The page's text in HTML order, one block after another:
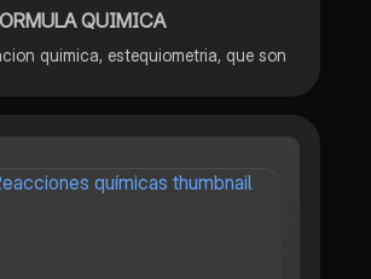
QUIMICA
quimica, estequiometria, que son